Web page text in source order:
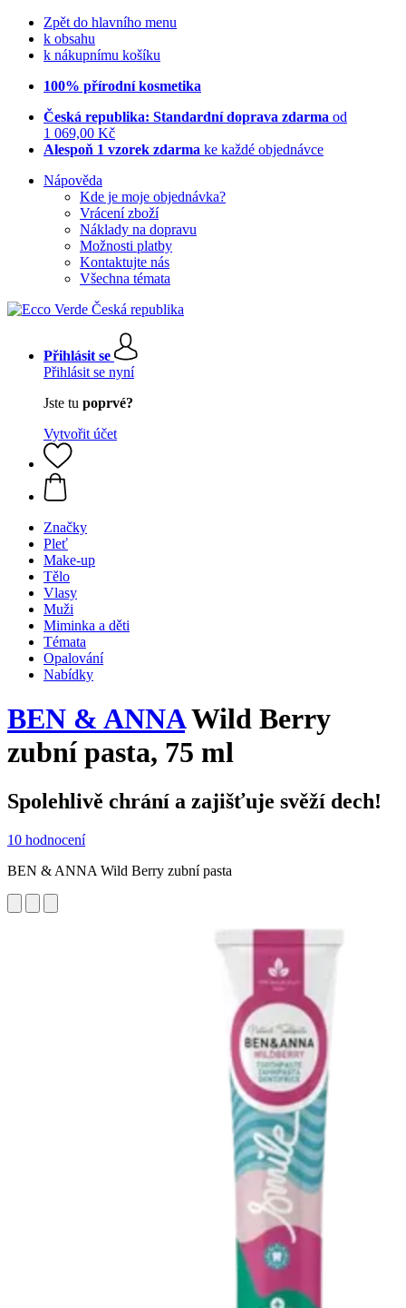
Zpět do hlavního menu
k obsahu
k nákupnímu košíku
100% přírodní kosmetika
Česká republika: Standardní doprava zdarma od
1 069,00 Kč
Alespoň 1 vzorek zdarma ke každé objednávce
Nápověda
Kde je moje objednávka?
Vrácení zboží
Náklady na dopravu
Možnosti platby
Kontaktujte nás
Všechna témata
Přihlásit se
Přihlásit se nyní
Jste tu poprvé?
Vytvořit účet
Značky
Pleť
Make-up
Tělo
Vlasy
Muži
Miminka a děti
Témata
Opalování
Nabídky
BEN & ANNAWild Berry
zubní pasta, 75 ml
Spolehlivě chrání a zajišťuje svěží dech!
10 hodnocení
BEN & ANNA Wild Berry zubní pasta